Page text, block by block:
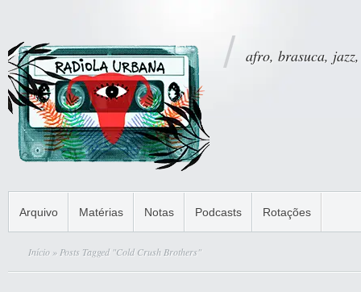
afro, brasuca,
Arquivo Matérias Notas Podcasts Rotações
Início » Posts Tagged "Cold Crush Brothers"